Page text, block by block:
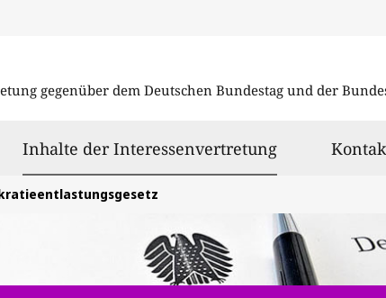
gegenüber dem Deutschen Bundestag und der
Inhalte der Interessenvertretungausgewählt